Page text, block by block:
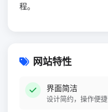
程。
网站特性
界面简洁
设计简约，操作便捷